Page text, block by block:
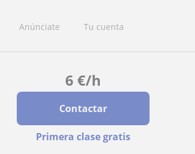
Anúnciate Tu cuenta
6 €/h
Contactar
Primera clase gratis